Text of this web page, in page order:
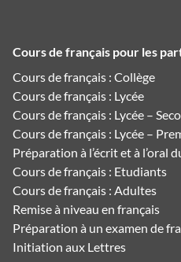
Cours de français pour les
Cours de français : Collège
Cours de français : Lycée
Cours de français : Lycée –
Cours de français : Lycée –
Préparation à l’écrit et à l’oral
Cours de français : Etudiants
Cours de français : Adultes
Remise à niveau en français
Préparation à un examen de
Initiation aux Lettres